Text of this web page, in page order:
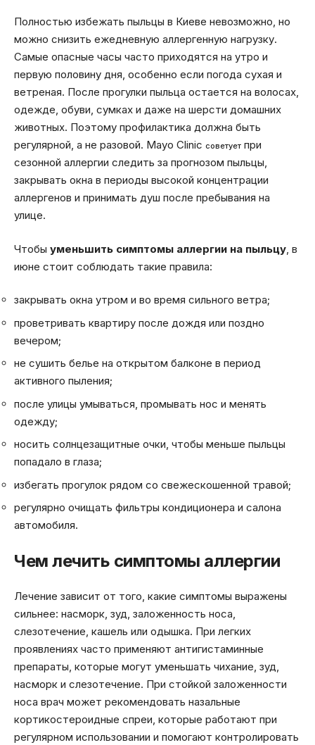
Полностью избежать пыльцы в Киеве невозможно, но
можно снизить ежедневную аллергенную нагрузку.
Самые опасные часы часто приходятся на утро и
первую половину дня, особенно если погода сухая и
ветреная. После прогулки пыльца остается на волосах,
одежде, обуви, сумках и даже на шерсти домашних
животных. Поэтому профилактика должна быть
регулярной, а не разовой. Mayo Clinic советует при
сезонной аллергии следить за прогнозом пыльцы,
закрывать окна в периоды высокой концентрации
аллергенов и принимать душ после пребывания на
улице.
Чтобы уменьшить симптомы аллергии на пыльцу , в
июне стоит соблюдать такие правила:
закрывать окна утром и во время сильного ветра;
проветривать квартиру после дождя или поздно
вечером;
не сушить белье на открытом балконе в период
активного пыления;
после улицы умываться, промывать нос и менять
одежду;
носить солнцезащитные очки, чтобы меньше пыльцы
попадало в глаза;
избегать прогулок рядом со свежескошенной травой;
регулярно очищать фильтры кондиционера и салона
автомобиля.
Чем лечить симптомы аллергии
Лечение зависит от того, какие симптомы выражены
сильнее: насморк, зуд, заложенность носа,
слезотечение, кашель или одышка. При легких
проявлениях часто применяют антигистаминные
препараты, которые могут уменьшать чихание, зуд,
насморк и слезотечение. При стойкой заложенности
носа врач может рекомендовать назальные
кортикостероидные спреи, которые работают при
регулярном использовании и помогают контролировать